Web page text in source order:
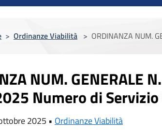
> Ordinanze Viabilità > ORDINANZA NUM.
NUM. GENERALE
Numero di
2025 • Ordinanze Viabilità